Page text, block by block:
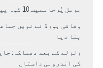
نرمل پُرجا سمیت 10 کوہ پیما براڈ پیک پر لاپتہ
وفاقی بورڈ نے نویں
بتا دیا
زلزلے کے بعد دھماکہ:
کی اندرونی داستان